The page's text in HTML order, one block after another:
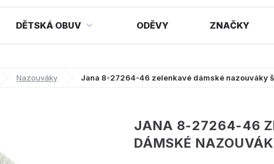
DĚTSKÁ OBUV ODĚVY ZNAČKY
Nazouváky Jana 8-27264-46 zelenkavé dámské nazouváky
JANA 8-27264-46
DÁMSKÉ